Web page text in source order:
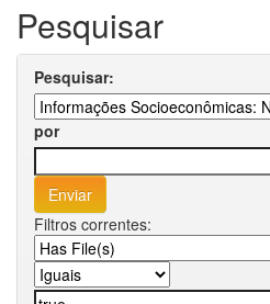
Pesquisar
Pesquisar:
por
Filtros correntes: